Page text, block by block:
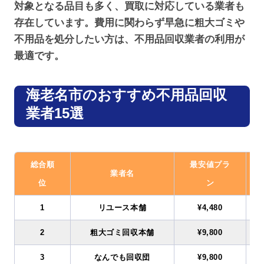
対象となる品目も多く、買取に対応している業者も
存在しています。費用に関わらず早急に粗大ゴミや
不用品を処分したい方は、不用品回収業者の利用が
最適です。
海老名市のおすすめ不用品回収
業者15選
総合順
位
業者名
最安値プラ
ン
1 リユース本舗 ¥4,480
2 粗大ゴミ回収本舗 ¥9,800
3 なんでも回収団 ¥9,800